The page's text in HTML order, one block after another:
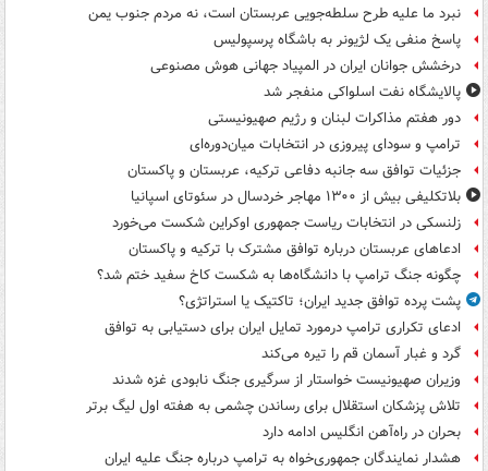
نبرد ما علیه طرح سلطه‌جویی عربستان است، نه مردم جنوب یمن
پاسخ منفی یک لژیونر به باشگاه پرسپولیس
درخشش جوانان ایران در المپیاد جهانی هوش مصنوعی
پالایشگاه نفت اسلواکی منفجر شد
دور هفتم مذاکرات لبنان و رژیم صهیونیستی
ترامپ و سودای پیروزی در انتخابات میان‌دوره‌ای
جزئیات توافق سه جانبه دفاعی ترکیه، عربستان و پاکستان
بلاتکلیفی بیش از ۱۳۰۰ مهاجر خردسال در سئوتای اسپانیا
زلنسکی در انتخابات ریاست جمهوری اوکراین شکست می‌خورد
ادعاهای عربستان درباره توافق مشترک با ترکیه و پاکستان
چگونه جنگ ترامپ با دانشگاه‌ها به شکست کاخ سفید ختم شد؟
پشت پرده توافق جدید ایران؛ تاکتیک یا استراتژی؟
ادعای تکراری ترامپ درمورد تمایل ایران برای دستیابی به توافق
گرد و غبار آسمان قم را تیره می‌کند
وزیران صهیونیست خواستار از سرگیری جنگ نابودی غزه شدند
تلاش پزشکان استقلال برای رساندن چشمی به هفته اول لیگ برتر
بحران در راه‌آهن انگلیس ادامه دارد
هشدار نمایندگان جمهوری‌خواه به ترامپ درباره جنگ علیه ایران